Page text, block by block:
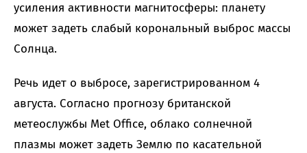
усиления активности магнитосферы: планету
может задеть слабый корональный выброс массы
Солнца.
Речь идет о выбросе, зарегистрированном 4
августа. Согласно прогнозу британской
метеослужбы Met Office, облако солнечной
плазмы может задеть Землю по касательной